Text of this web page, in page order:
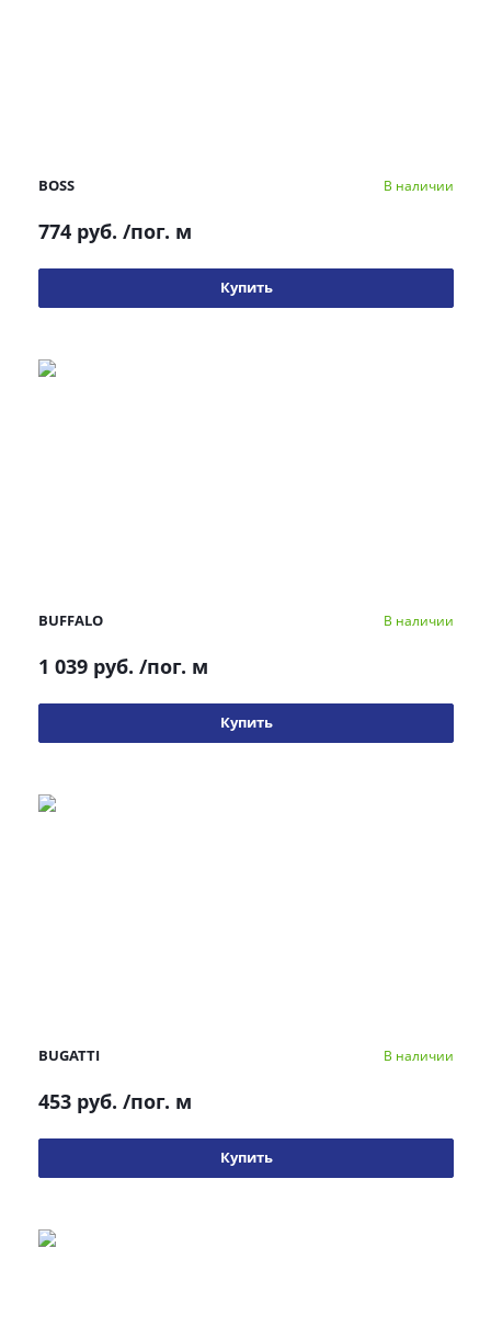
BOSS В наличии
774 руб. /пог. м
Купить
BUFFALO В наличии
1 039 руб. /пог. м
Купить
BUGATTI В наличии
453 руб. /пог. м
Купить